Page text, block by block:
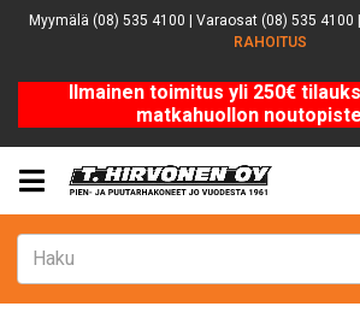
Myymälä (08) 535 4100 | Varaosat (08) 535 4100
RAHOITUS
Ilmainen toimitus yli 250€
matkahuollon